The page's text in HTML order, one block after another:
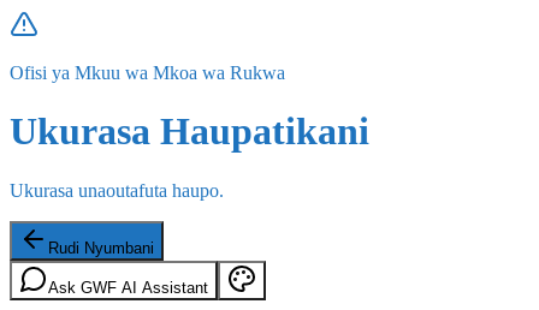
Ofisi ya Mkuu wa Mkoa wa Rukwa
Ukurasa Haupatikani
Ukurasa unaoutafuta haupo.
Rudi Nyumbani
Ask GWF AI Assistant